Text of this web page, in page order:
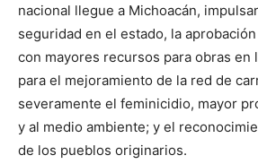
nacional llegue a Michoacán,
seguridad en el estado, la
con mayores recursos para obras en
para el mejoramiento de la red de
severamente el feminicidio, mayor
y al medio ambiente; y el
de los pueblos originarios.